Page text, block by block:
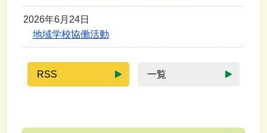
2026年6月24日
地域学校協働活動
一覧
RSS